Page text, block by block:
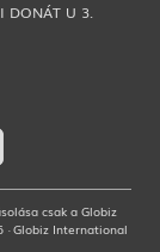
DONÁT U 3.
csak a Globiz
· Globiz International